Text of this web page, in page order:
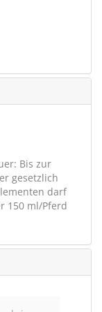
Bis zur
gesetzlich
darf
150 ml/Pferd